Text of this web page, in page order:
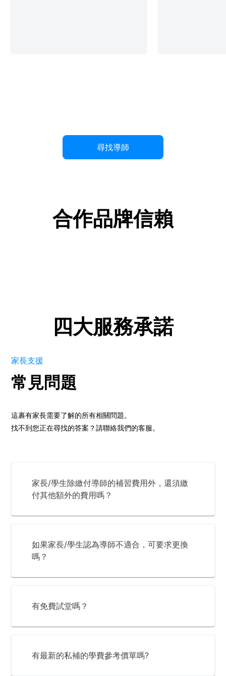
尋找導師
合作品牌信賴
四大服務承諾
家長支援
常見問題
這裹有家長需要了解的所有相關問題。
找不到您正在尋找的答案？請聯絡我們的客服。
家長/學生除繳付導師的補習費用外，還須繳
付其他額外的費用嗎？
如果家長/學生認為導師不適合，可要求更換
嗎？
有免費試堂嗎？
有最新的私補的學費參考價單嗎?